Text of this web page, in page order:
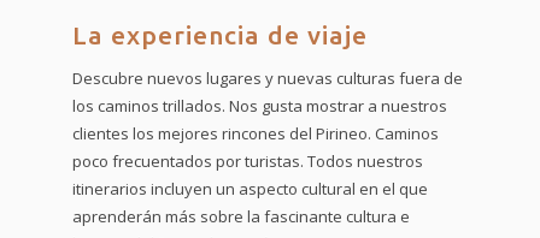
La experiencia de viaje
Descubre nuevos lugares y nuevas culturas fuera de
los caminos trillados. Nos gusta mostrar a nuestros
clientes los mejores rincones del Pirineo. Caminos
poco frecuentados por turistas. Todos nuestros
itinerarios incluyen un aspecto cultural en el que
aprenderán más sobre la fascinante cultura e